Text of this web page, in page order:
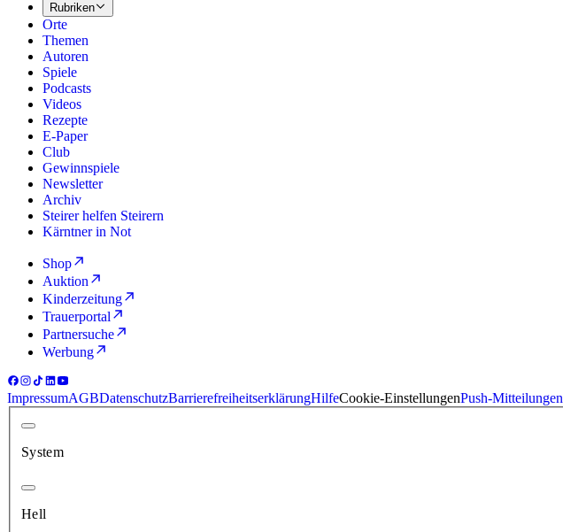
Rubriken
Orte
Themen
Autoren
Spiele
Podcasts
Videos
Rezepte
E-Paper
Club
Gewinnspiele
Newsletter
Archiv
Steirer helfen Steirern
Kärntner in Not
Shop
Auktion
Kinderzeitung
Trauerportal
Partnersuche
Werbung
ImpressumAGBDatenschutzBarrierefreiheitserklärungHilfeCookie-EinstellungenPush-Mitteilungen
System
Hell